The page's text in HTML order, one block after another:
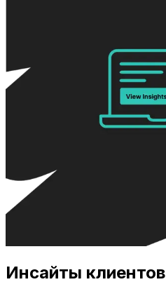
Инсайты клиентов